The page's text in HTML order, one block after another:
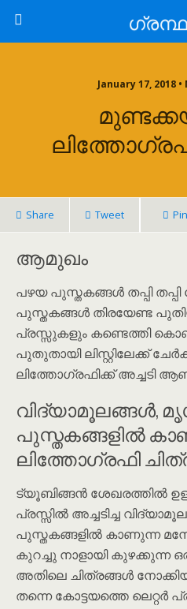
January 17, 2018
Share Tweet Pin
ആമുഖം
പഴയ പുസ്തകങ്ങൾ തപ്പി
പുസ്തകങ്ങൾ തിരയേണ്ട
പ്രസ്സുകളും കണ്ടെത്തി
പുതുതായി ലിസ്റ്റിലേക്ക്
ലിത്തോഗ്രഫിക്ക് അച്ചടി
വിദ്യാമൂലങ്ങൾ,
പുസ്തകങ്ങളിൽ
ലിത്തോഗ്രഫി
ട്യൂബിങ്ങൻ ശേഖരത്തിൽ
പ്രസ്സിൽ അച്ചടിച്ച
പുസ്തകങ്ങളിൽ കാണുന്ന
കുറച്ചു നാളായി കുഴക്കുന്ന
അതിലെ ചിത്രങ്ങൾ
തന്നെ കോട്ടയത്തെ ലെറ്റർ